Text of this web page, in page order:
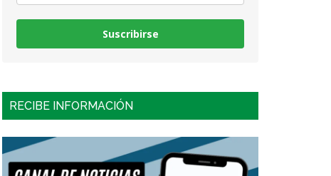
Suscribirse
RECIBE INFORMACIÓN